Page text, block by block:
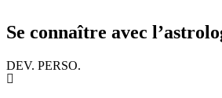
Se connaître avec
DEV. PERSO.